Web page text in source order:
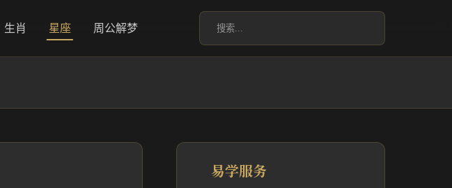
生肖 星座 周公解梦
易学服务